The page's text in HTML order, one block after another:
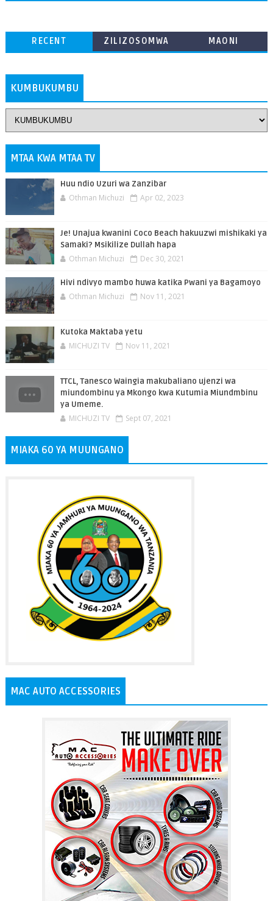
RECENT
ZILIZOSOMWA
MAONI
KUMBUKUMBU
MTAA KWA MTAA TV
Huu ndio Uzuri wa Zanzibar
Othman Michuzi Apr 02, 2023
Je! Unajua kwanini Coco Beach hakuuzwi mishikaki ya
Samaki? Msikilize Dullah hapa
Othman Michuzi Dec 30, 2021
Hivi ndivyo mambo huwa katika Pwani ya Bagamoyo
Othman Michuzi Nov 11, 2021
Kutoka Maktaba yetu
MICHUZI TV Nov 11, 2021
TTCL, Tanesco Waingia makubaliano ujenzi wa
miundombinu ya Mkongo kwa Kutumia Miundmbinu
ya Umeme.
MICHUZI TV Sept 07, 2021
MIAKA 60 YA MUUNGANO
MAC AUTO ACCESSORIES